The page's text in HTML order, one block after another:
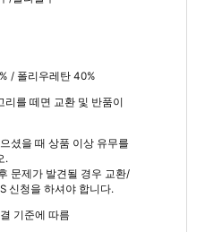
/ 폴리우레탄 40%
리를 떼면 교환 및 반품이
셨을 때 상품 이상 유무를
.
문제가 발견될 경우 교환/
신청을 하셔야 합니다.
기준에 따름